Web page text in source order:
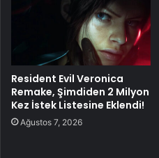
Resident Evil Veronica
Remake, Şimdiden 2 Milyon
Kez İstek Listesine Eklendi!
Ağustos 7, 2026